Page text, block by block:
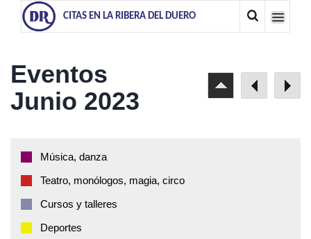
CITAS EN LA RIBERA DEL DUERO
Eventos
Junio 2023
Música, danza
Teatro, monólogos, magia, circo
Cursos y talleres
Deportes